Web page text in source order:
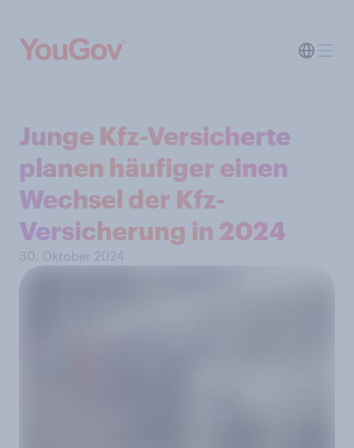
Junge Kfz-Versicherte
planen häufiger einen
Wechsel der Kfz-
Versicherung in 2024
30. Oktober 2024